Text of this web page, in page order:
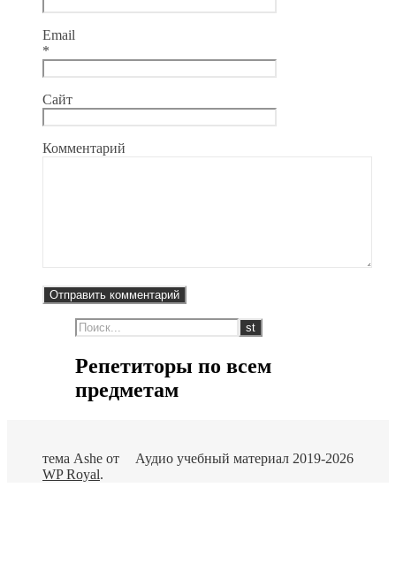
Email
*
Сайт
Комментарий
Репетиторы по всем
предметам
Аудио учебный материал 2019-2026
тема Ashe от
WP Royal.